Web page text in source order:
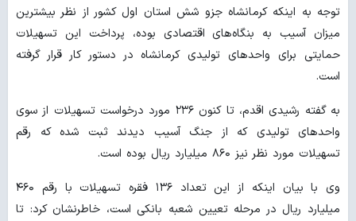
توجه به اینکه کرمانشاه جزو شش استان اول کشور از نظر بیشترین
میزان آسیب به بنگاه‌های اقتصادی بوده، پرداخت این تسهیلات
حمایتی برای واحدهای تولیدی کرمانشاه در دستور کار قرار گرفته
است.
به گفته رشیدی اقدم، تا کنون ۲۳۶ مورد درخواست تسهیلات از سوی
واحدهای تولیدی که از جنگ آسیب دیدند ثبت شده که رقم
تسهیلات مورد نظر نیز ۸۶۰ میلیارد ریال بوده است.
وی با بیان اینکه از این تعداد ۱۳۶ فقره تسهیلات با رقم ۴۶۰
میلیارد ریال در مرحله تعیین شعبه بانکی است، خاطرنشان کرد: تا